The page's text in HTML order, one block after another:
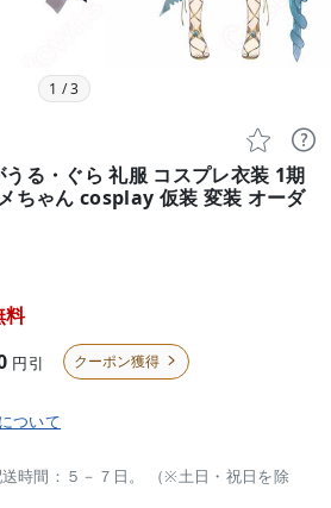
1 /3
 
る・ぐら 礼服 コスプレ衣装 1期
ちゃん cosplay 仮装 変装 オーダ
料
円引 クーポン獲得 
ついて
時間：５－７日。 （※土日・祝日を除